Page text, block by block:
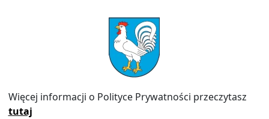
PRZYDATNE LINKI
Polityka prywatności
Informator
Więcej informacji o Polityce Prywatności przeczytasz
tutaj